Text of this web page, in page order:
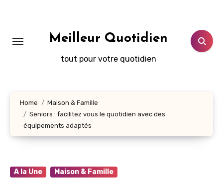
principal
Meilleur Quotidien
tout pour votre quotidien
Home
Maison & Famille
Seniors : facilitez vous le quotidien avec des
équipements adaptés
A la Une Maison & Famille